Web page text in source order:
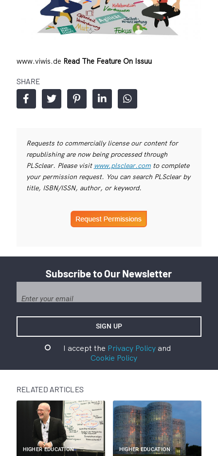
www.viwis.de Read The Feature On Issuu
SHARE
Requests to commercially license our content for
republishing are now being processed through
PLSclear. Please visit www.plsclear.comto complete
your permission request. You can search PLSclear by
title, ISBN/ISSN, author, or keyword.
Subscribe to Our Newsletter
I accept the Privacy Policyand
Cookie Policy
RELATED ARTICLES
HIGHER EDUCATION HIGHER EDUCATION